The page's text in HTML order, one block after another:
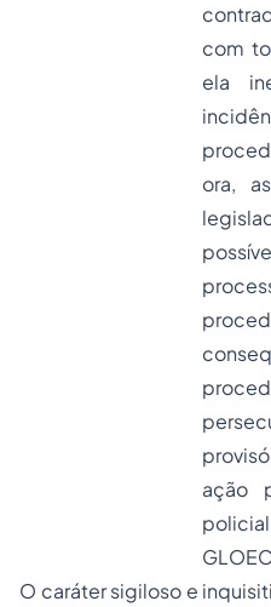
com
ela
ora,
ação
O caráter sigiloso e